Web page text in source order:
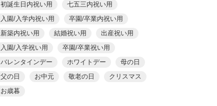
初誕生日内祝い用
七五三内祝い用
入園/入学内祝い用
卒園/卒業内祝い用
新築内祝い用
結婚祝い用
出産祝い用
入園/入学祝い用
卒園/卒業祝い用
バレンタインデー
ホワイトデー
母の日
父の日
お中元 敬老の日
クリスマス
お歳暮